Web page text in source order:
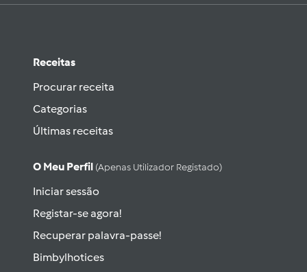
Receitas
Procurar receita
Categorias
Últimas receitas
O Meu Perfil (apenas Utilizador Registado)
Iniciar sessão
Registar-se agora!
Recuperar palavra-passe!
Bimbylhotices